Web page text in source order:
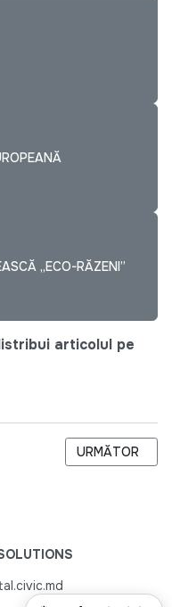
„ECO-RĂZENI”
articolul pe
GENERAŢIILOR PRIN
ARTICOLUL
URMĂTOR